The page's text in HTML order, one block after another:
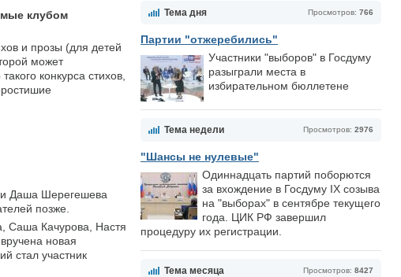
Просмотров: 766
Тема дня
Партии "отжеребились"
Участники "выборов" в Госдуму
разыграли места в
избирательном бюллетене
Просмотров: 2976
Тема недели
"Шансы не нулевые"
Одиннадцать партий поборются
за вхождение в Госдуму IX созыва
на "выборах" в сентябре текущего
года. ЦИК РФ завершил
процедуру их регистрации.
Просмотров: 8427
Тема месяца
клубом
и прозы (для детей
может
конкурса стихов,
и Даша Шерегешева
позже.
Саша Качурова, Настя
новая
стал участник